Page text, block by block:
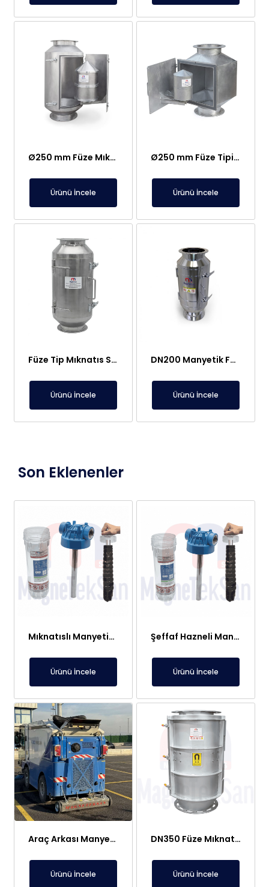
Ø250 mm Füze Mıknatıs – Paslanmaz, Gıdaya Uygun
Ürünü İncele
Ø250 mm Füze Tipi Mıknatıs – Paslanmaz, Gıdaya Uygun, TÜBİTAK, TURKAK Gauss Sertifikalı
Ürünü İncele
Füze Tip Mıknatıs Seperatör
Ürünü İncele
DN200 Manyetik Füze Mıknatıs Neodyum
Ürünü İncele
Son Eklenenler
Mıknatıslı Manyetik Tutucu Filtre Mıknatıs – Petek ve Kombi Temizliği
Ürünü İncele
Şeffaf Hazneli Manyetik Çubuk Filtre – Ekonomik ve Yüksek Verimli Metal Tutucu
Ürünü İncele
Araç Arkası Manyetik Süpürge – Liman, Fuar Alanı ve Otomotiv Fabrikaları İçin
Ürünü İncele
DN350 Füze Mıknatıs (Bullet Magnet) – Toz ve Alçı Hatlarında Tıkanma Yapmaz Manyetik Seperatör
Ürünü İncele